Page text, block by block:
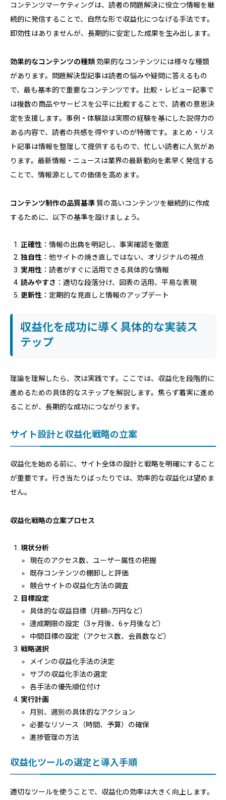
コンテンツマーケティングは、読者の問題解決に役立つ情報を継
続的に発信することで、自然な形で収益化につなげる手法です。
即効性はありませんが、長期的に安定した成果を生み出します。
効果的なコンテンツの種類 効果的なコンテンツには様々な種類
があります。問題解決型記事は読者の悩みや疑問に答えるもの
で、最も基本的で重要なコンテンツです。比較・レビュー記事で
は複数の商品やサービスを公平に比較することで、読者の意思決
定を支援します。事例・体験談は実際の経験を基にした説得力の
ある内容で、読者の共感を得やすいのが特徴です。まとめ・リス
ト記事は情報を整理して提供するもので、忙しい読者に人気があ
ります。最新情報・ニュースは業界の最新動向を素早く発信する
ことで、情報源としての価値を高めます。
コンテンツ制作の品質基準質の高いコンテンツを継続的に作成
するために、以下の基準を設けましょう。
正確性 ：情報の出典を明記し、事実確認を徹底
独自性 ：他サイトの焼き直しではない、オリジナルの視点
実用性 ：読者がすぐに活用できる具体的な情報
読みやすさ ：適切な段落分け、図表の活用、平易な表現
更新性 ：定期的な見直しと情報のアップデート
収益化を成功に導く具体的な実装ス
テップ
理論を理解したら、次は実践です。ここでは、収益化を段階的に
進めるための具体的なステップを解説します。焦らず着実に進め
ることが、長期的な成功につながります。
サイト設計と収益化戦略の立案
収益化を始める前に、サイト全体の設計と戦略を明確にすること
が重要です。行き当たりばったりでは、効率的な収益化は望めま
せん。
収益化戦略の立案プロセス
現状分析
現在のアクセス数、ユーザー属性の把握
既存コンテンツの棚卸しと評価
競合サイトの収益化方法の調査
目標設定
具体的な収益目標（月額○万円など）
達成期限の設定（3ヶ月後、6ヶ月後など）
中間目標の設定（アクセス数、会員数など）
戦略選択
メインの収益化手法の決定
サブの収益化手法の選定
各手法の優先順位付け
実行計画
月別、週別の具体的なアクション
必要なリソース（時間、予算）の確保
進捗管理の方法
収益化ツールの選定と導入手順
適切なツールを使うことで、収益化の効率は大きく向上します。